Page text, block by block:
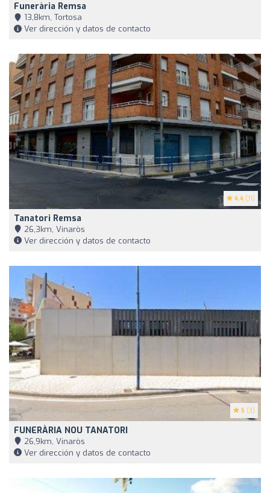
Funerària Remsa
13,8km, Tortosa
Ver dirección y datos de contacto
4.4 (11)
Tanatori Remsa
26,3km, Vinaròs
Ver dirección y datos de contacto
5 (3)
FUNERÀRIA NOU TANATORI
26,9km, Vinaròs
Ver dirección y datos de contacto